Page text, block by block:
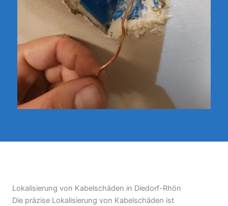
Lokalisierung von Kabelschäden in Diedorf-Rhön
Die präzise Lokalisierung von Kabelschäden ist